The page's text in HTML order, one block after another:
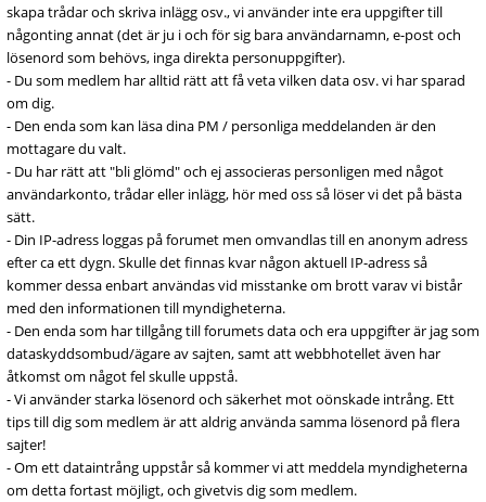
skapa trådar och skriva inlägg osv., vi använder inte era uppgifter till
någonting annat (det är ju i och för sig bara användarnamn, e-post och
lösenord som behövs, inga direkta personuppgifter).
- Du som medlem har alltid rätt att få veta vilken data osv. vi har sparad
om dig.
- Den enda som kan läsa dina PM / personliga meddelanden är den
mottagare du valt.
- Du har rätt att "bli glömd" och ej associeras personligen med något
användarkonto, trådar eller inlägg, hör med oss så löser vi det på bästa
sätt.
- Din IP-adress loggas på forumet men omvandlas till en anonym adress
efter ca ett dygn. Skulle det finnas kvar någon aktuell IP-adress så
kommer dessa enbart användas vid misstanke om brott varav vi bistår
med den informationen till myndigheterna.
- Den enda som har tillgång till forumets data och era uppgifter är jag som
dataskyddsombud/ägare av sajten, samt att webbhotellet även har
åtkomst om något fel skulle uppstå.
- Vi använder starka lösenord och säkerhet mot oönskade intrång. Ett
tips till dig som medlem är att aldrig använda samma lösenord på flera
sajter!
- Om ett dataintrång uppstår så kommer vi att meddela myndigheterna
om detta fortast möjligt, och givetvis dig som medlem.